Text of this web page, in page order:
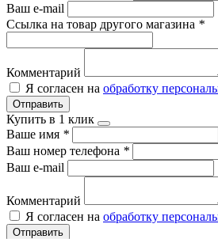
Ваш e-mail
Ссылка на товар другого магазина *
Комментарий
Я согласен на обработку
Отправить
Купить в 1 клик
Ваше имя *
Ваш номер телефона *
Ваш e-mail
Комментарий
Я согласен на обработку
Отправить